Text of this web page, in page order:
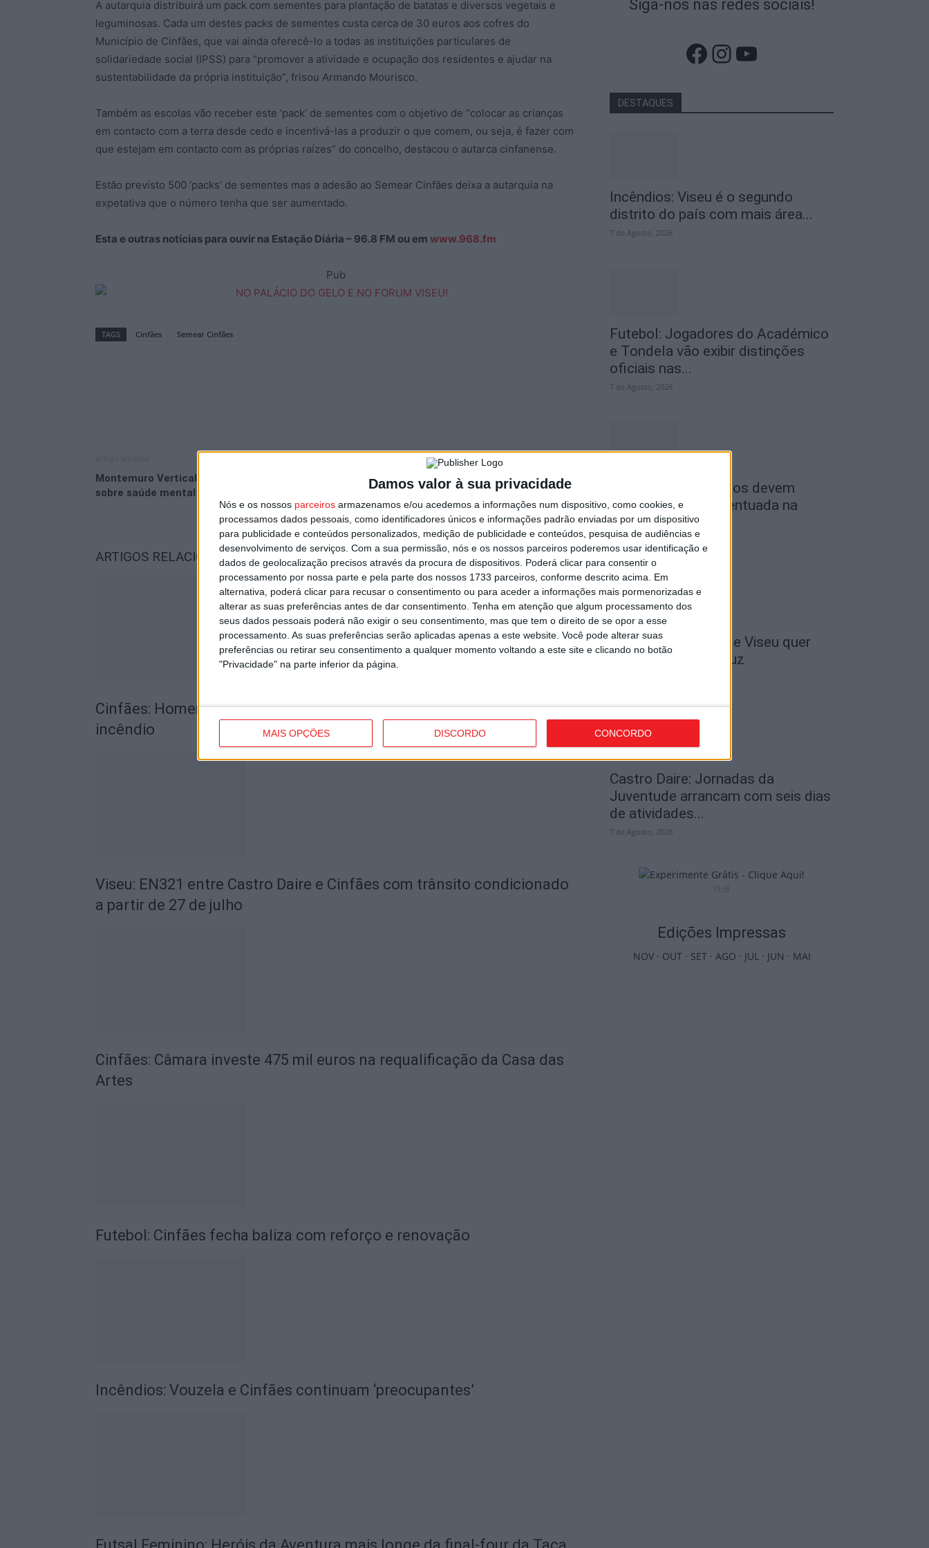
Damos valor à sua privacidade
Nós e os nossos parceiros armazenamos e/ou acedemos a informações num dispositivo, como cookies, e
processamos dados pessoais, como identificadores únicos e informações padrão enviadas por um dispositivo
para publicidade e conteúdos personalizados, medição de publicidade e conteúdos, pesquisa de audiências e
desenvolvimento de serviços. Com a sua permissão, nós e os nossos parceiros poderemos usar identificação e
dados de geolocalização precisos através da procura de dispositivos. Poderá clicar para consentir o
processamento por nossa parte e pela parte dos nossos 1733 parceiros, conforme descrito acima. Em
alternativa, poderá clicar para recusar o consentimento ou para aceder a informações mais pormenorizadas e
alterar as suas preferências antes de dar consentimento. Tenha em atenção que algum processamento dos
seus dados pessoais poderá não exigir o seu consentimento, mas que tem o direito de se opor a esse
processamento. As suas preferências serão aplicadas apenas a este website. Você pode alterar suas
preferências ou retirar seu consentimento a qualquer momento voltando a este site e clicando no botão
"Privacidade" na parte inferior da página.
MAIS OPÇÕES DISCORDO CONCORDO
A autarquia distribuirá um pack com sementes para plantação de batatas e diversos vegetais e
leguminosas. Cada um destes packs de sementes custa cerca de 30 euros aos cofres do
Município de Cinfães, que vai ainda oferecê-lo a todas as instituições particulares de
solidariedade social (IPSS) para “promover a atividade e ocupação dos residentes e ajudar na
sustentabilidade da própria instituição”, frisou Armando Mourisco.
Também as escolas vão receber este ‘pack’ de sementes com o objetivo de “colocar as crianças
em contacto com a terra desde cedo e incentivá-las a produzir o que comem, ou seja, é fazer com
que estejam em contacto com as próprias raízes” do concelho, destacou o autarca cinfanense.
Estão previsto 500 ‘packs’ de sementes mas a adesão ao Semear Cinfães deixa a autarquia na
expetativa que o número tenha que ser aumentado.
Esta e outras notícias para ouvir na Estação Diária – 96.8 FM ou em www.968.fm
Pub
TAGS Cinfães Semear Cinfães
Montemuro Vertical Run vai incluir debate
sobre saúde mental no desporto
Viseu: Feira de São Mateus será a primeira com
selo de ‘Evento Sustentável’
ARTIGOS RELACIONADOSMais do autor
Cinfães: Homem de 60 anos detido pelo PJ por suspeita de atear
incêndio
Viseu: EN321 entre Castro Daire e Cinfães com trânsito condicionado
a partir de 27 de julho
Cinfães: Câmara investe 475 mil euros na requalificação da Casa das
Artes
Futebol: Cinfães fecha baliza com reforço e renovação
Incêndios: Vouzela e Cinfães continuam ‘preocupantes’
Siga-nos nas redes sociais!
Facebook
Instagram
YouTube
DESTAQUES
Incêndios: Viseu é o segundo
distrito do país com mais área...
7 de Agosto, 2026
Futebol: Jogadores do Académico
e Tondela vão exibir distinções
oficiais nas...
7 de Agosto, 2026
Combustíveis: Preços devem
baixar de forma acentuada na
próxima semana
I Liga: Académico de Viseu quer
travar Benfica na Luz
Castro Daire: Jornadas da
Juventude arrancam com seis dias
de atividades...
7 de Agosto, 2026
Edições Impressas
NOV· OUT· SET· AGO · JUL· JUN · MAI